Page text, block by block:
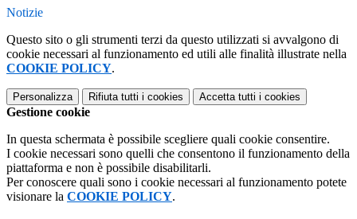
Notizie
Questo sito o gli strumenti terzi da questo utilizzati si avvalgono di
cookie necessari al funzionamento ed utili alle finalità illustrate nella
COOKIE POLICY.
Personalizza Rifiuta tutti i cookies Accetta tutti i cookies
Gestione cookie
In questa schermata è possibile scegliere quali cookie consentire.
I cookie necessari sono quelli che consentono il funzionamento della
piattaforma e non è possibile disabilitarli.
Per conoscere quali sono i cookie necessari al funzionamento potete
visionare la COOKIE POLICY.